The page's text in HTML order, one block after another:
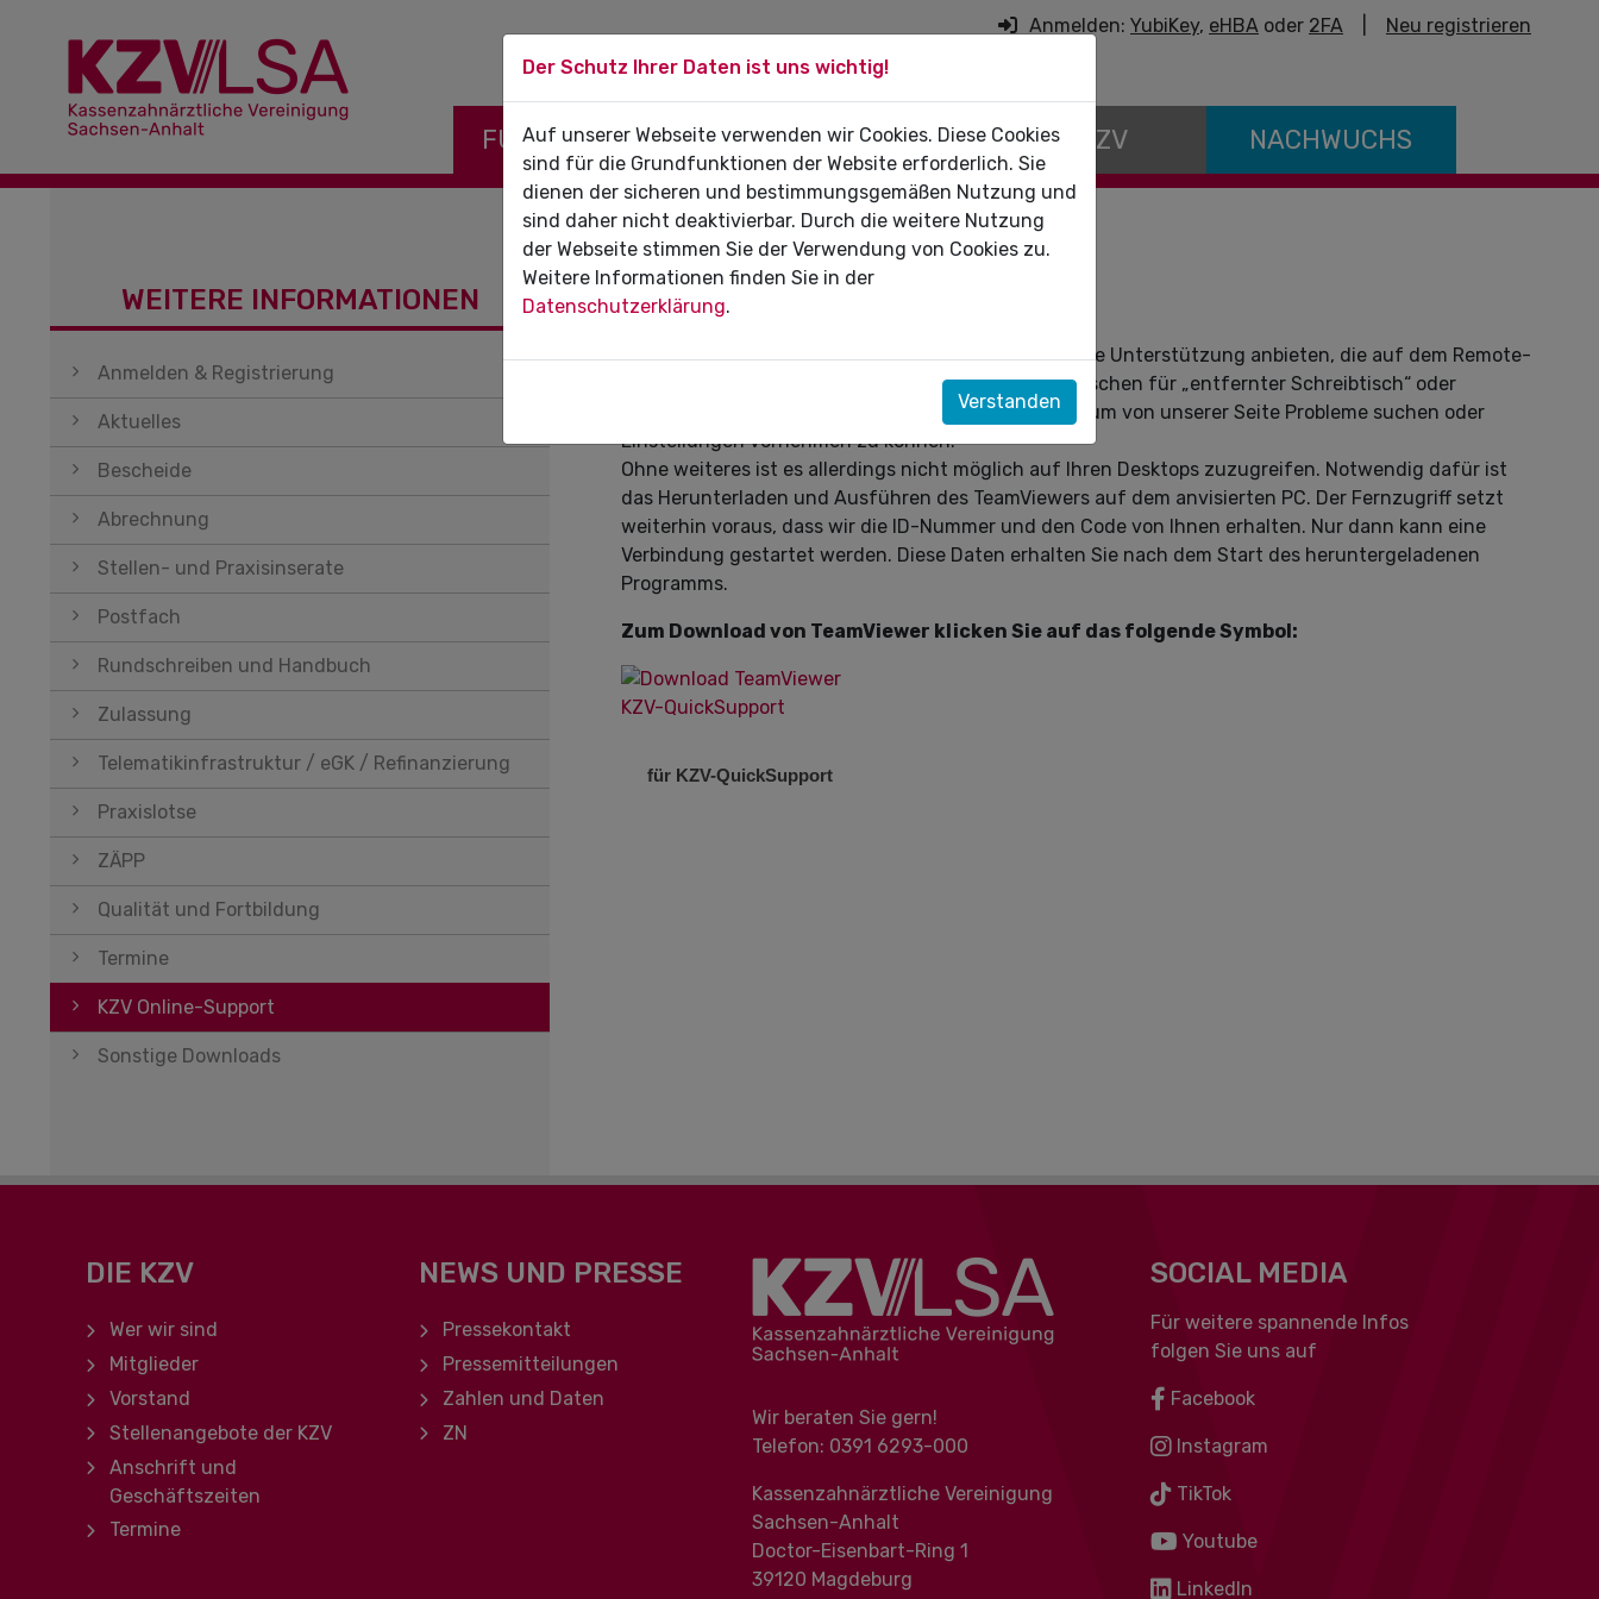
Anmelden: YubiKey, eHBA oder 2FA Neu registrieren
FÜR DIE PRAXIS FÜR PATIENTEN DIE KZV NACHWUCHS
KZV Online-Support
Bei einigen Problemen können wir Ihnen eine spezielle Unterstützung anbieten, die auf dem Remote-
Desktop-Prinzip beruht. Remote-Desktop (vom Englischen für „entfernter Schreibtisch“ oder
Fernsteuerung) meint den Fernzugriff auf Ihren PC, um von unserer Seite Probleme suchen oder
Einstellungen vornehmen zu können.
Ohne weiteres ist es allerdings nicht möglich auf Ihren Desktops zuzugreifen. Notwendig dafür ist
das Herunterladen und Ausführen des TeamViewers auf dem anvisierten PC. Der Fernzugriff setzt
weiterhin voraus, dass wir die ID-Nummer und den Code von Ihnen erhalten. Nur dann kann eine
Verbindung gestartet werden. Diese Daten erhalten Sie nach dem Start des heruntergeladenen
Programms.
Zum Download von TeamViewer klicken Sie auf das folgende Symbol:
für KZV-QuickSupport
WEITERE INFORMATIONEN
Navigation überspringen
Anmelden & Registrierung
Aktuelles
Bescheide
Abrechnung
Stellen- und Praxisinserate
Postfach
Rundschreiben und Handbuch
Zulassung
Telematikinfrastruktur / eGK / Refinanzierung
Praxislotse
ZÄPP
Qualität und Fortbildung
Termine
KZV Online-Support
Sonstige Downloads
DIE KZV
Navigation überspringen
Wer wir sind
Mitglieder
Vorstand
Stellenangebote der KZV
Anschrift und
Geschäftszeiten
Termine
NEWS UND PRESSE
Navigation überspringen
Pressekontakt
Pressemitteilungen
Zahlen und Daten
ZN
Wir beraten Sie gern!
Telefon: 0391 ‍6293-000
Kassenzahnärztliche Vereinigung
Sachsen-Anhalt
Doctor-Eisenbart-Ring 1
39120 Magdeburg
SOCIAL MEDIA
Für weitere spannende Infos
folgen Sie uns auf
Facebook
Instagram
TikTok
Youtube
LinkedIn
Der Schutz Ihrer Daten ist uns wichtig!
Auf unserer Webseite verwenden wir Cookies. Diese Cookies
sind für die Grundfunktionen der Website erforderlich. Sie
dienen der sicheren und bestimmungsgemäßen Nutzung und
sind daher nicht deaktivierbar. Durch die weitere Nutzung
der Webseite stimmen Sie der Verwendung von Cookies zu.
Weitere Informationen finden Sie in der
Datenschutzerklärung.
Verstanden